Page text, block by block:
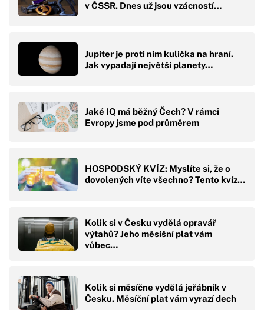
v ČSSR. Dnes už jsou vzácností…
Jupiter je proti nim kulička na hraní.
Jak vypadají největší planety…
Jaké IQ má běžný Čech? V rámci
Evropy jsme pod průměrem
HOSPODSKÝ KVÍZ: Myslíte si, že o
dovolených víte všechno? Tento kvíz…
Kolik si v Česku vydělá opravář
výtahů? Jeho měsíšní plat vám
vůbec…
Kolik si měsíčne vydělá jeřábník v
Česku. Měsíční plat vám vyrazí dech